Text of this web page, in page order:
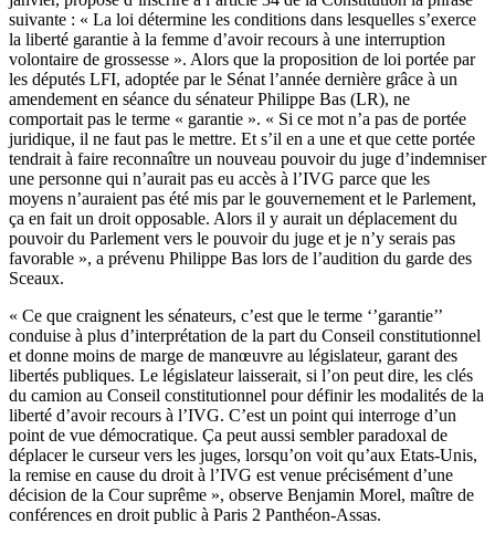
suivante : « La loi détermine les conditions dans lesquelles s’exerce
la liberté garantie à la femme d’avoir recours à une interruption
volontaire de grossesse ». Alors que la proposition de loi portée par
les députés LFI, adoptée par le Sénat l’année dernière grâce à un
amendement en séance du sénateur Philippe Bas (LR), ne
comportait pas le terme « garantie ». « Si ce mot n’a pas de portée
juridique, il ne faut pas le mettre. Et s’il en a une et que cette portée
tendrait à faire reconnaître un nouveau pouvoir du juge d’indemniser
une personne qui n’aurait pas eu accès à l’IVG parce que les
moyens n’auraient pas été mis par le gouvernement et le Parlement,
ça en fait un droit opposable. Alors il y aurait un déplacement du
pouvoir du Parlement vers le pouvoir du juge et je n’y serais pas
favorable », a prévenu Philippe Bas lors de l’audition du garde des
Sceaux.
« Ce que craignent les sénateurs, c’est que le terme ‘’garantie’’
conduise à plus d’interprétation de la part du Conseil constitutionnel
et donne moins de marge de manœuvre au législateur, garant des
libertés publiques. Le législateur laisserait, si l’on peut dire, les clés
du camion au Conseil constitutionnel pour définir les modalités de la
liberté d’avoir recours à l’IVG. C’est un point qui interroge d’un
point de vue démocratique. Ça peut aussi sembler paradoxal de
déplacer le curseur vers les juges, lorsqu’on voit qu’aux Etats-Unis,
la remise en cause du droit à l’IVG est venue précisément d’une
décision de la Cour suprême », observe Benjamin Morel, maître de
conférences en droit public à Paris 2 Panthéon-Assas.